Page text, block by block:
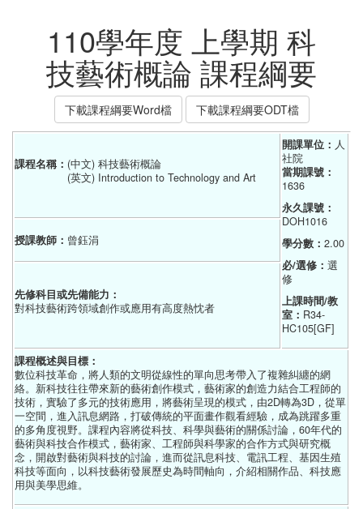
110學年度 上學期 科
技藝術概論 課程綱要
下載課程綱要Word檔 下載課程綱要ODT檔
課程名稱： (中文) 科技藝術概論
(英文) Introduction to Technology and Art
開課單位： 人
社院
當期課號：
1636
永久課號：
DOH1016
學分數： 2.00
必/選修： 選
修
上課時間/教
室： R34-
HC105[GF]
授課教師： 曾鈺涓
先修科目或先備能力：
對科技藝術跨領域創作或應用有高度熱忱者
課程概述與目標：
數位科技革命，將人類的文明從線性的單向思考帶入了複雜糾纏的網
絡。新科技往往帶來新的藝術創作模式，藝術家的創造力結合工程師的
技術，實驗了多元的技術應用，將藝術呈現的模式，由2D轉為3D，從單
一空間，進入訊息網路，打破傳統的平面畫作觀看經驗，成為跳躍多重
的多角度視野。課程內容將從科技、科學與藝術的關係討論，60年代的
藝術與科技合作模式，藝術家、工程師與科學家的合作方式與研究概
念，開啟對藝術與科技的討論，進而從訊息科技、電訊工程、基因生殖
科技等面向，以科技藝術發展歷史為時間軸向，介紹相關作品、科技應
用與美學思維。